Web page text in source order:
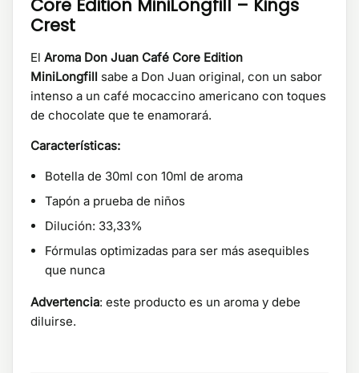
Core Edition MiniLongfill – Kings
Crest
El Aroma Don Juan Café Core Edition
MiniLongfill sabe a Don Juan original, con un sabor
intenso a un café mocaccino americano con toques
de chocolate que te enamorará.
Características:
Botella de 30ml con 10ml de aroma
Tapón a prueba de niños
Dilución: 33,33%
Fórmulas optimizadas para ser más asequibles
que nunca
Advertencia: este producto es un aroma y debe
diluirse.